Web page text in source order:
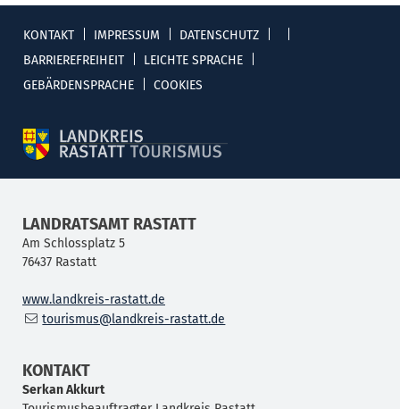
KONTAKT IMPRESSUM
DATENSCHUTZ
BARRIEREFREIHEIT
LEICHTE SPRACHE
GEBÄRDENSPRACHE
COOKIES
LANDRATSAMT RASTATT
Am Schlossplatz 5
76437 Rastatt
www.landkreis-rastatt.de
tourismus@landkreis-rastatt.de
KONTAKT
SerkanAkkurt